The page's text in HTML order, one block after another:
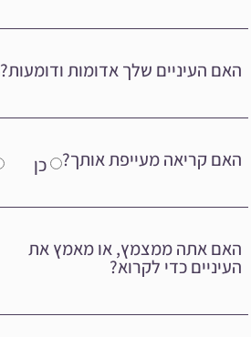
האם העיניים שלך אדומות ודומעות?
האם קריאה מעייפת אותך? כן
האם אתה ממצמץ, או מאמץ את
העיניים כדי לקרוא?